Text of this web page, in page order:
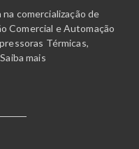
na comercialização de
Comercial e Automação
Térmicas,
Saiba mais